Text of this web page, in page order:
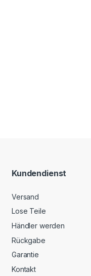
Kundendienst
Versand
Lose Teile
Händler werden
Rückgabe
Garantie
Kontakt